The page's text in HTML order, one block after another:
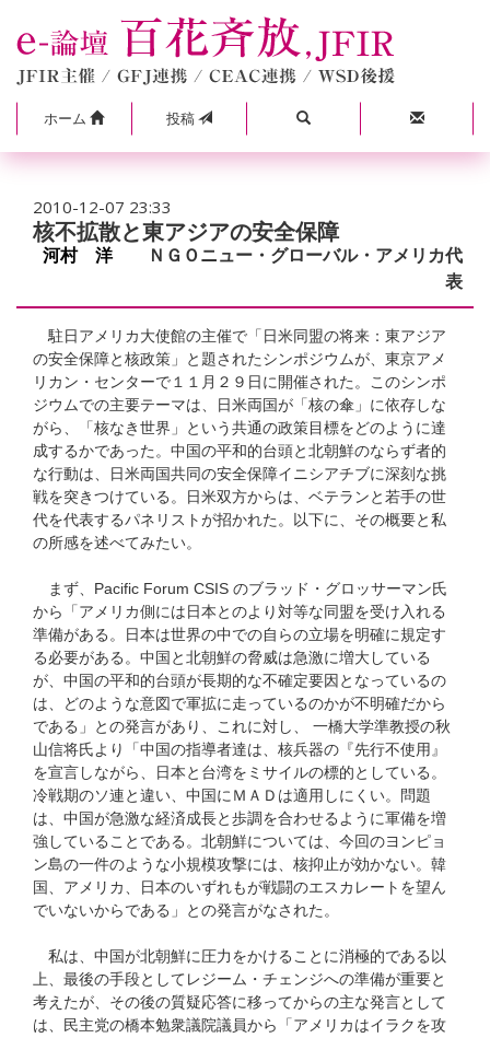
ホーム 投稿
2010-12-07 23:33
核不拡散と東アジアの安全保障
河村 洋
ＮＧＯニュー・グローバル・アメリカ代
表
駐日アメリカ大使館の主催で「日米同盟の将来：東アジア
の安全保障と核政策」と題されたシンポジウムが、東京アメ
リカン・センターで１１月２９日に開催された。このシンポ
ジウムでの主要テーマは、日米両国が「核の傘」に依存しな
がら、「核なき世界」という共通の政策目標をどのように達
成するかであった。中国の平和的台頭と北朝鮮のならず者的
な行動は、日米両国共同の安全保障イニシアチブに深刻な挑
戦を突きつけている。日米双方からは、ベテランと若手の世
代を代表するパネリストが招かれた。以下に、その概要と私
の所感を述べてみたい。
まず、Pacific Forum CSIS のブラッド・グロッサーマン氏
から「アメリカ側には日本とのより対等な同盟を受け入れる
準備がある。日本は世界の中での自らの立場を明確に規定す
る必要がある。中国と北朝鮮の脅威は急激に増大している
が、中国の平和的台頭が長期的な不確定要因となっているの
は、どのような意図で軍拡に走っているのかが不明確だから
である」との発言があり、これに対し、 一橋大学準教授の秋
山信将氏より「中国の指導者達は、核兵器の『先行不使用』
を宣言しながら、日本と台湾をミサイルの標的としている。
冷戦期のソ連と違い、中国にＭＡＤは適用しにくい。問題
は、中国が急激な経済成長と歩調を合わせるように軍備を増
強していることである。北朝鮮については、今回のヨンピョ
ン島の一件のような小規模攻撃には、核抑止が効かない。韓
国、アメリカ、日本のいずれもが戦闘のエスカレートを望ん
でいないからである」との発言がなされた。
私は、中国が北朝鮮に圧力をかけることに消極的である以
上、最後の手段としてレジーム・チェンジへの準備が重要と
考えたが、その後の質疑応答に移ってからの主な発言として
は、民主党の橋本勉衆議院議員から「アメリカはイラクを攻